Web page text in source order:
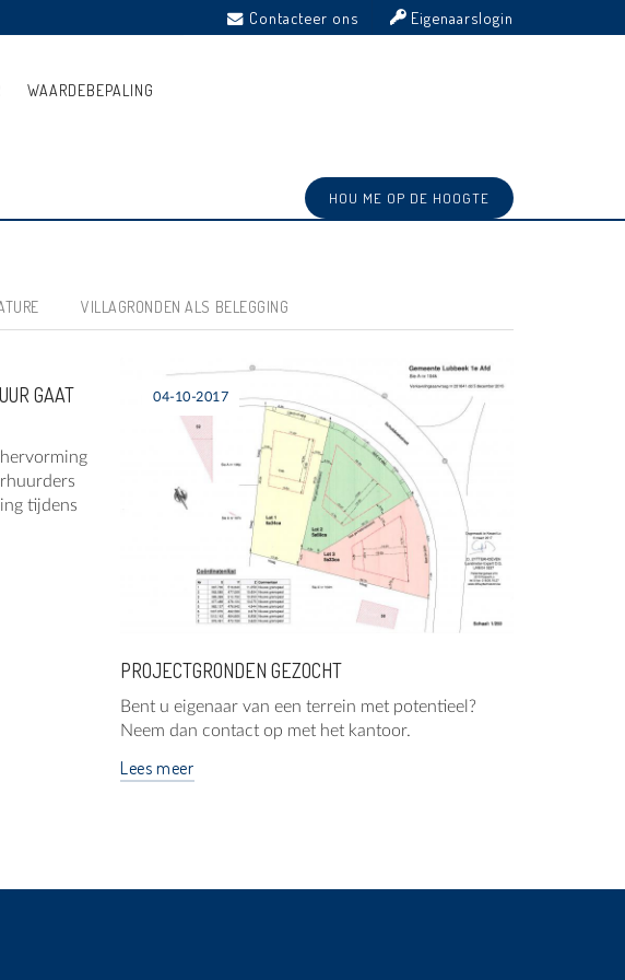
Contacteer ons Eigenaarslogin
WAARDEBEPALING
HOU ME OP DE HOOGTE
VILLAGRONDEN ALS BELEGGING
GAAT
tijdens
04-10-2017
PROJECTGRONDEN GEZOCHT
Bent u eigenaar van een terrein met potentieel?
Neem dan contact op met het kantoor.
Lees meer